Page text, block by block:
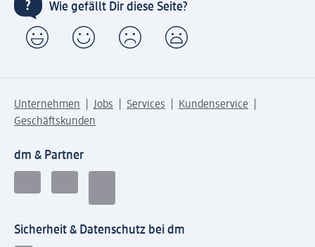
Wie gefällt Dir diese Seite?
Unternehmen Jobs Services
Kundenservice
Geschäftskunden
dm & Partner
Sicherheit & Datenschutz bei dm